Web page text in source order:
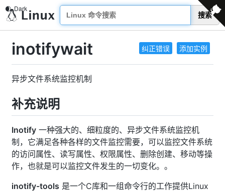
搜索
纠正错误 添加实例
inotifywait
异步文件系统监控机制
补充说明
Inotify 一种强大的、细粒度的、异步文件系统监控机
制，它满足各种各样的文件监控需要，可以监控文件系统
的访问属性、读写属性、权限属性、删除创建、移动等操
作，也就是可以监控文件发生的一切变化。。
inotify-tools 是一个C库和一组命令行的工作提供Linux